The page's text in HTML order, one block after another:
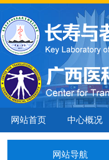
网站首页 中心概况
网站导航